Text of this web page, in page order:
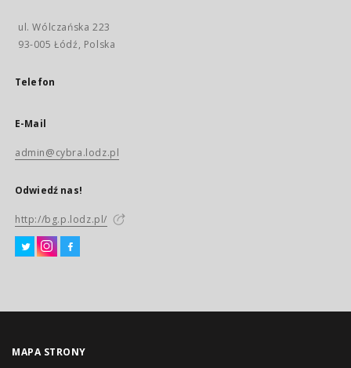
ul. Wólczańska 223
93-005 Łódź, Polska
Telefon
E-Mail
admin@cybra.lodz.pl
Odwiedź nas!
http://bg.p.lodz.pl/
MAPA STRONY